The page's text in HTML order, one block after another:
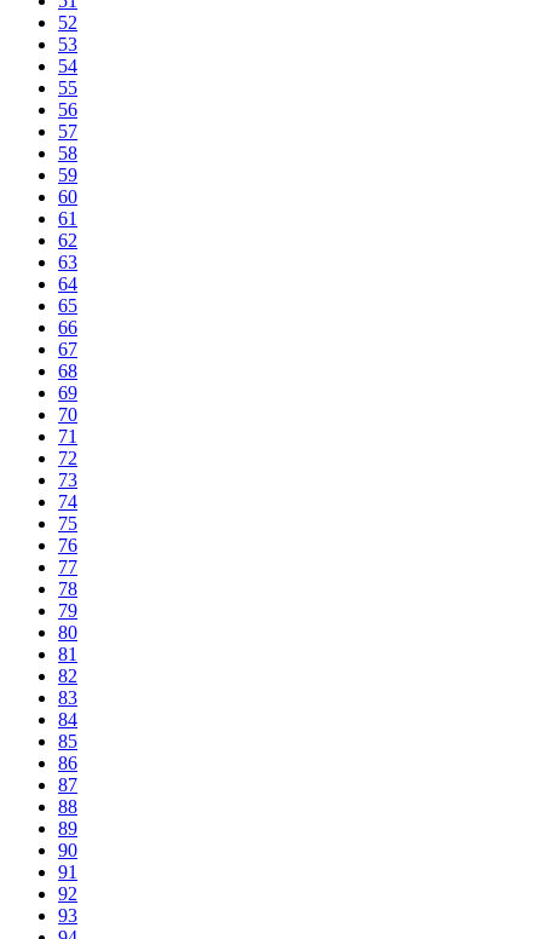
52
53
54
55
56
57
58
59
60
61
62
63
64
65
66
67
68
69
70
71
72
73
74
75
76
77
78
79
80
81
82
83
84
85
86
87
88
89
90
91
92
93